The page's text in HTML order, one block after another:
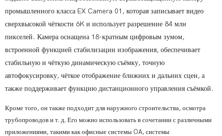
промышленного класса EX Camera 01, которая записывает видео
сверхвысокой чёткости 6K и использует разрешение 84 млн
пикселей. Камера оснащена 18-кратным цифровым зумом,
встроенной функцией стабилизации изображения, обеспечивает
стабильную и чёткую динамическую съёмку, точную
автофокусировку, чёткое отображение ближних и дальних сцен, а
также поддерживает функцию дистанционного управления съёмкой.
Кроме того, он также подходит для наружного строительства, осмотра
трубопроводов и т. д. Его можно использовать в сочетании с различными
приложениями, такими как офисные системы OA, системы